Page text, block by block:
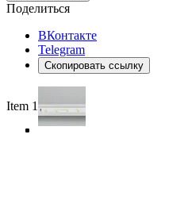
Поделиться
ВКонтакте
Telegram
Скопировать ссылку
Item 1 of 4